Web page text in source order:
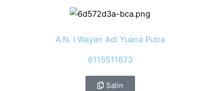
A.N. I Wayan Adi Yuana Putra
6115511673
Salin